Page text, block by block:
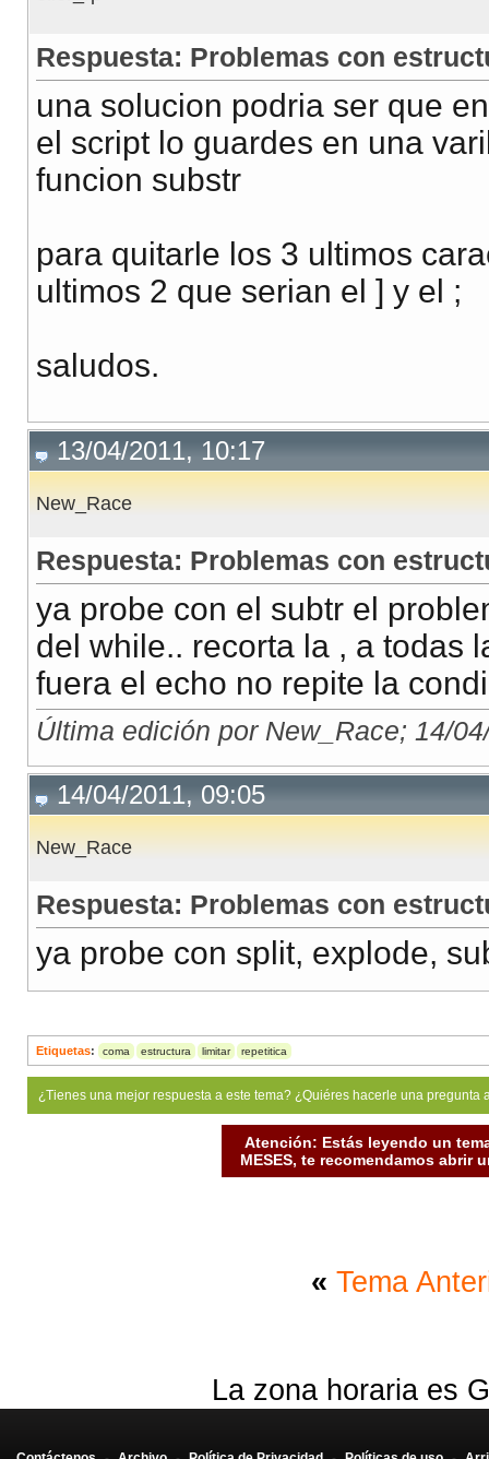
Respuesta: Problemas con
una solucion podria ser que
el script lo guardes en una
funcion substr
para quitarle los 3 ultimos
ultimos 2 que serian el ] y el ;
saludos.
13/04/2011, 10:17
New_Race
Respuesta: Problemas con
ya probe con el subtr el
del while.. recorta la , a todas
fuera el echo no repite la
Última edición por New_Race; 14/
14/04/2011, 09:05
New_Race
Respuesta: Problemas con
ya probe con split, explode,
Etiquetas: coma estructura limitar repetitica
¿Tienes una mejor respuesta a este tema? ¿Quiéres hacerle una
Atención: Estás leyendo un
MESES, te recomendamos abrir
« Tema
La zona horaria es